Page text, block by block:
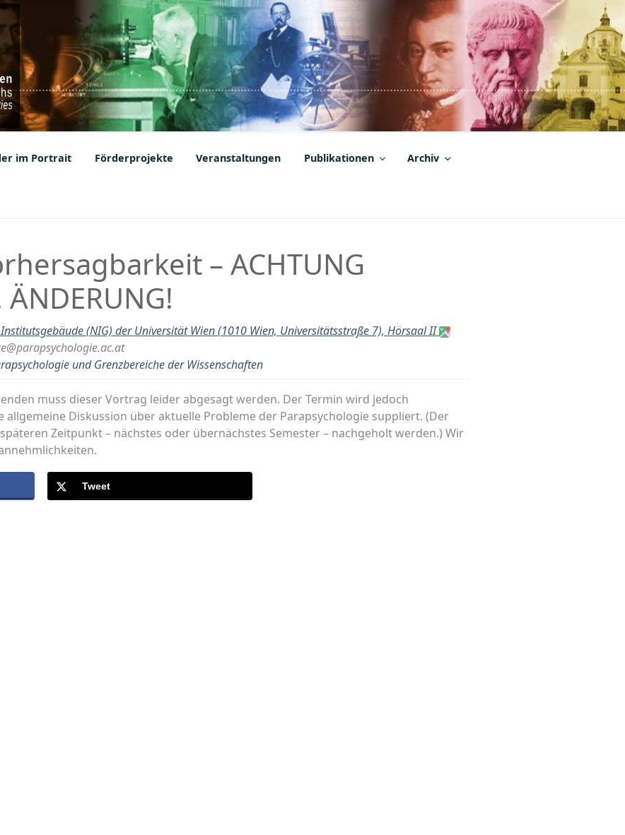
im Portrait Förderprojekte Veranstaltungen Publikationen Archiv
– ACHTUNG
(NIG) der Universität Wien (1010 Wien, Universitätsstraße 7), Hörsaal II
und Grenzbereiche der Wissenschaften
muss dieser Vortrag leider abgesagt werden. Der Termin wird jedoch
Diskussion über aktuelle Probleme der Parapsychologie suppliert. (Der
Zeitpunkt – nächstes oder übernächstes Semester – nachgeholt werden.) Wir
Tweet